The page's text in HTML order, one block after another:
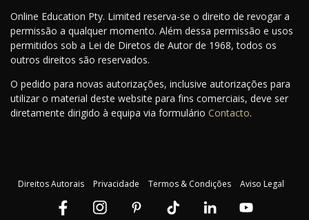
Online Education Pty. Limited reserva-se o direito de revogar a
permissão a qualquer momento. Além dessa permissão e usos
permitidos sob a Lei de Diretos de Autor de 1968, todos os
outros direitos são reservados.
O pedido para novas autorizações, inclusive autorizações para
utilizar o material deste website para fins comerciais, deve ser
diretamente dirigido à equipa via formulário Contacto.
Direitos Autorais Privacidade Termos & Condições Aviso Legal